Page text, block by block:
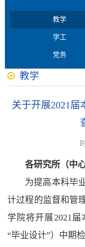
教学
学工
党务
教学
关于开展2021
各研究所（中
为提高本科毕
计过程的监督和管
学院将开展2021
“毕业设计”）中期